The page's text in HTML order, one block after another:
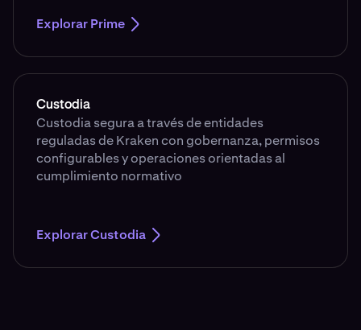
Explorar Prime
Custodia
Custodia segura a través de entidades
reguladas de Kraken con gobernanza, permisos
configurables y operaciones orientadas al
cumplimiento normativo
Explorar Custodia